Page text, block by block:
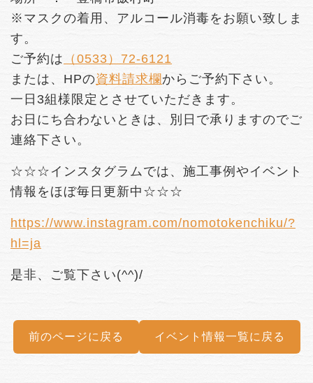
※マスクの着用、アルコール消毒をお願い致しま
す。
ご予約は （0533）72-6121
または、HPの資料請求欄からご予約下さい。
一日3組様限定とさせていただきます。
お日にち合わないときは、別日で承りますのでご
連絡下さい。
☆☆☆インスタグラムでは、施工事例やイベント
情報をほぼ毎日更新中☆☆☆
https://www.instagram.com/nomotokenchiku/?
hl=ja
是非、ご覧下さい(^^)/
前のページに戻る イベント情報一覧に戻る